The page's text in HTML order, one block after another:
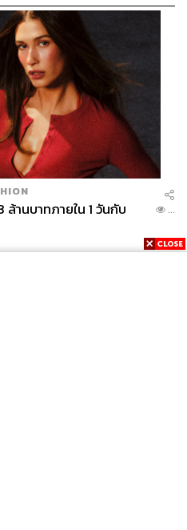
านบาทภายใน 1 วันกับ
...